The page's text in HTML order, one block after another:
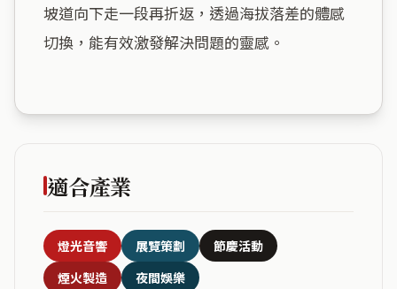
坡道向下走一段再折返，透過海拔落差的體感
切換，能有效激發解決問題的靈感。
適合產業
燈光音響 展覽策劃
節慶活動
煙火製造
夜間娛樂